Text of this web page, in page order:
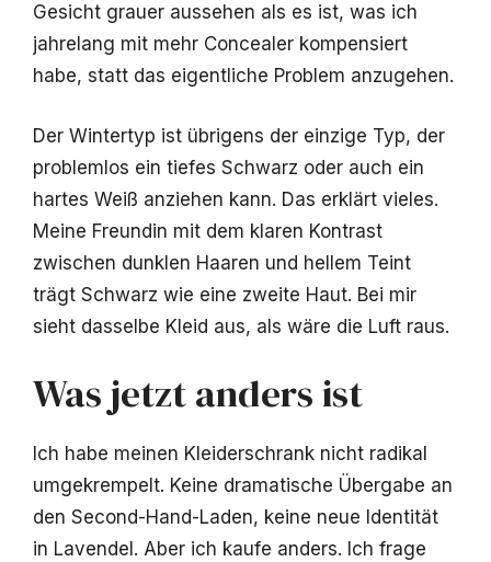
Gesicht grauer aussehen als es ist, was ich
jahrelang mit mehr Concealer kompensiert
habe, statt das eigentliche Problem anzugehen.
Der Wintertyp ist übrigens der einzige Typ, der
problemlos ein tiefes Schwarz oder auch ein
hartes Weiß anziehen kann. Das erklärt vieles.
Meine Freundin mit dem klaren Kontrast
zwischen dunklen Haaren und hellem Teint
trägt Schwarz wie eine zweite Haut. Bei mir
sieht dasselbe Kleid aus, als wäre die Luft raus.
Was jetzt anders ist
Ich habe meinen Kleiderschrank nicht radikal
umgekrempelt. Keine dramatische Übergabe an
den Second-Hand-Laden, keine neue Identität
in Lavendel. Aber ich kaufe anders. Ich frage